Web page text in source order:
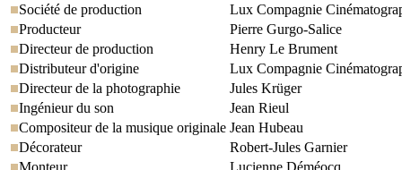
Société de production
Lux Compagnie
Producteur
Pierre Gurgo-Salice
Directeur de production
Henry Le Brument
Distributeur d'origine
Lux Compagnie
Directeur de la photographie
Jules Krüger
Ingénieur du son
Jean Rieul
Compositeur de la musique originale Jean Hubeau
Décorateur
Robert-Jules Garnier
Monteur
Lucienne Déméocq